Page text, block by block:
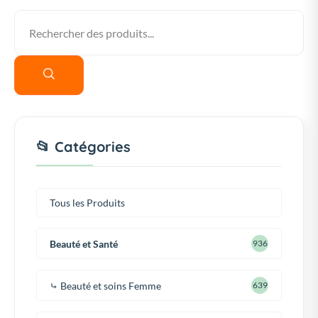
📂 Catégories
Tous les Produits
Beauté et Santé 936
⤷ Beauté et soins Femme 639